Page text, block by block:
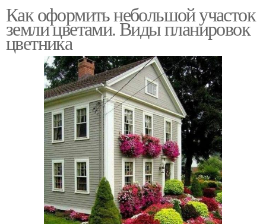
Как оформить небольшой участок
земли цветами. Виды планировок
цветника